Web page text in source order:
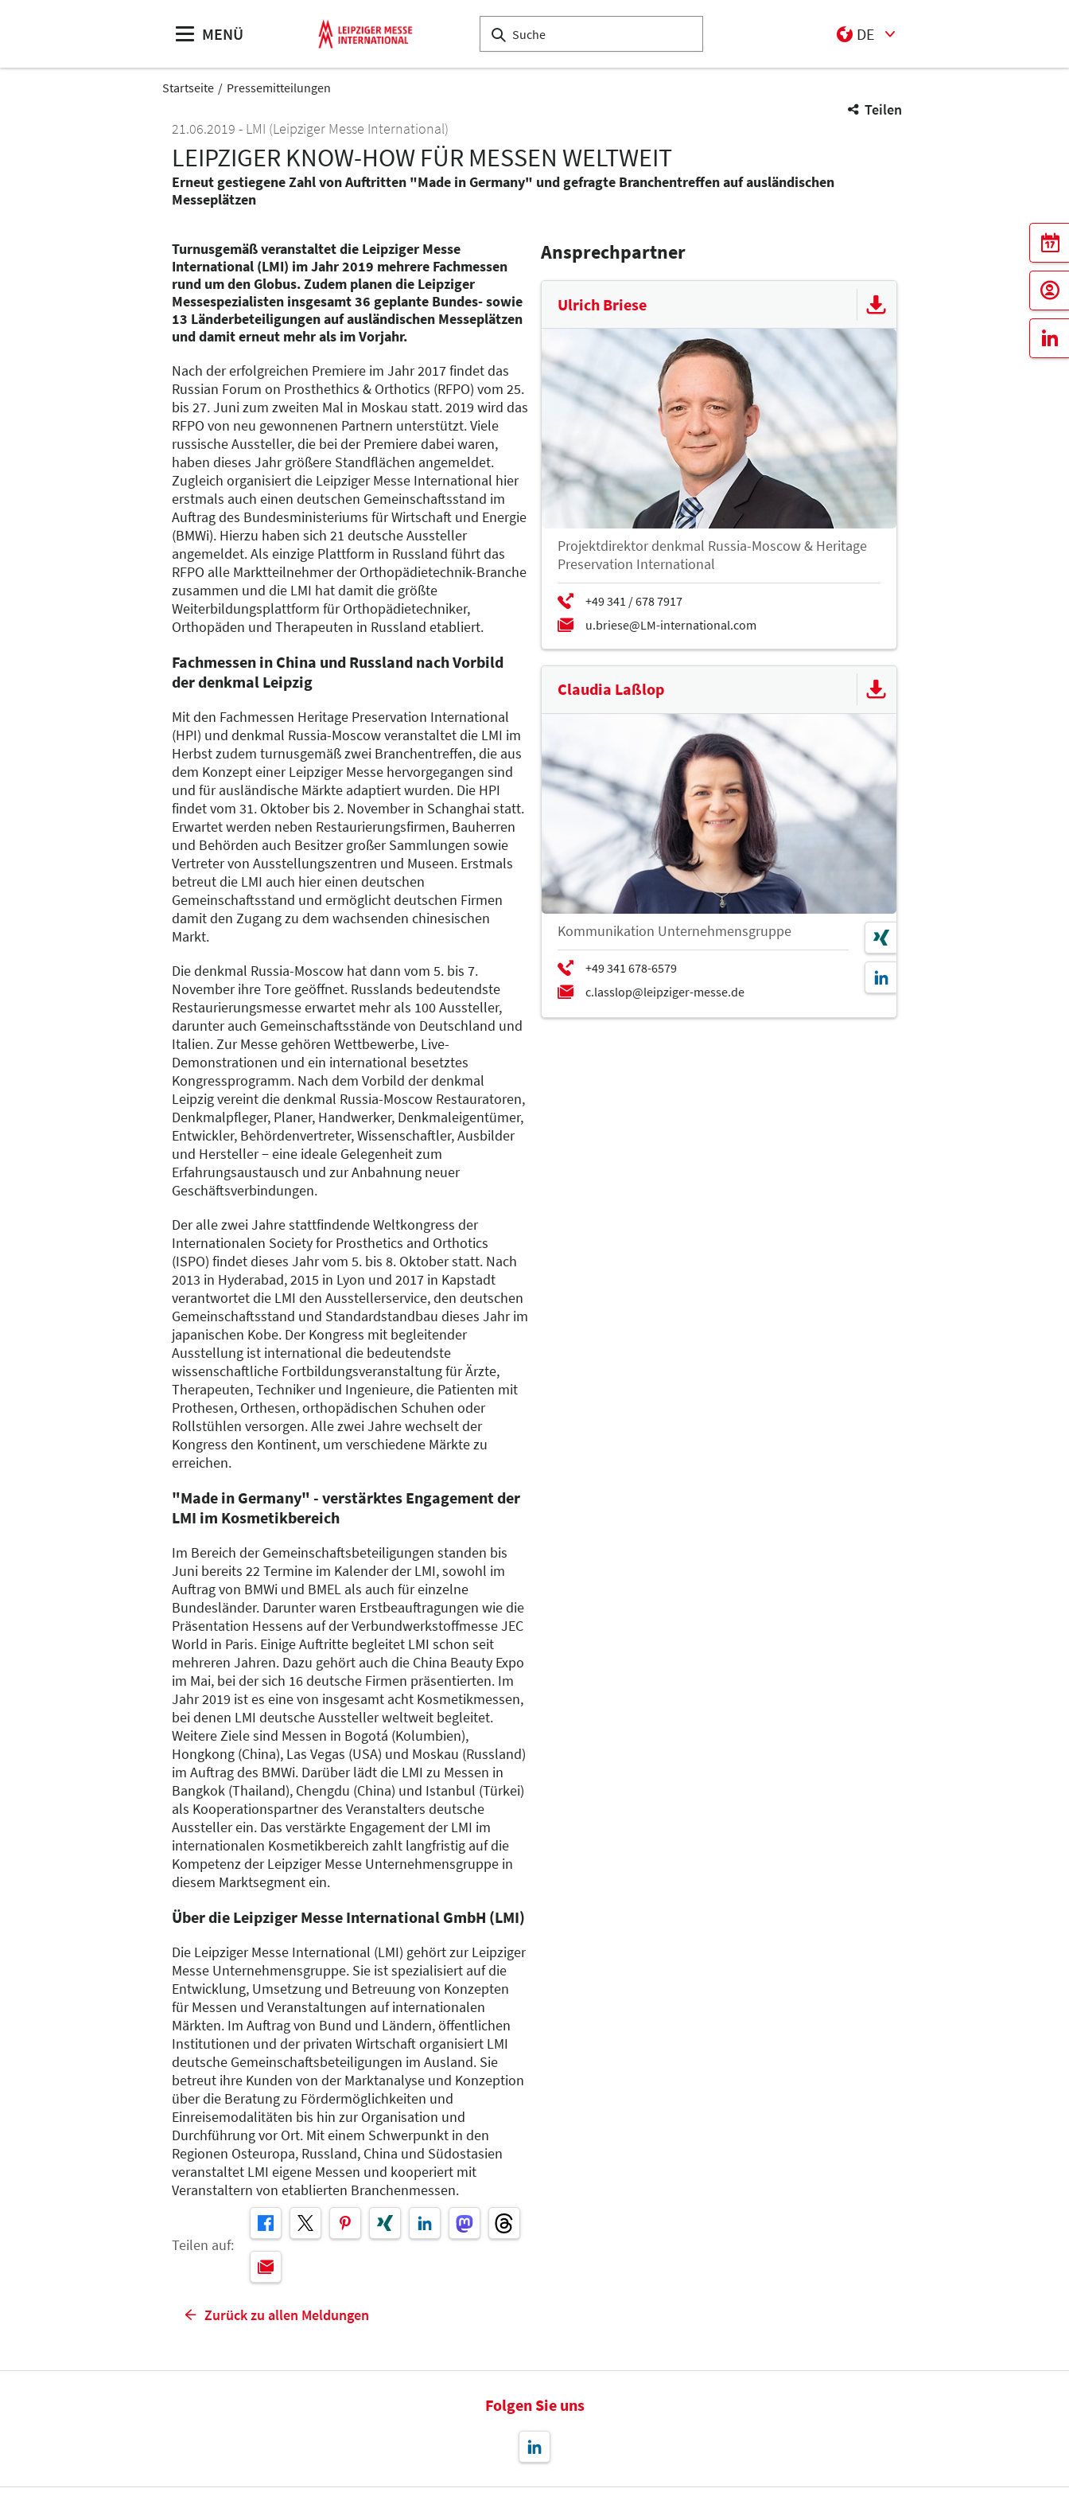
MENÜ
DE
Startseite Pressemitteilungen
Teilen
21.06.2019
LMI (Leipziger Messe International)
LEIPZIGER KNOW-HOW FÜR MESSEN WELTWEIT
Erneut gestiegene Zahl von Auftritten "Made in Germany" und gefragte Branchentreffen auf ausländischen
Messeplätzen
Turnusgemäß veranstaltet die Leipziger Messe
International (LMI) im Jahr 2019 mehrere Fachmessen
rund um den Globus. Zudem planen die Leipziger
Messespezialisten insgesamt 36 geplante Bundes- sowie
13 Länderbeteiligungen auf ausländischen Messeplätzen
und damit erneut mehr als im Vorjahr.
Nach der erfolgreichen Premiere im Jahr 2017 findet das
Russian Forum on Prosthethics & Orthotics (RFPO) vom 25.
bis 27. Juni zum zweiten Mal in Moskau statt. 2019 wird das
RFPO von neu gewonnenen Partnern unterstützt. Viele
russische Aussteller, die bei der Premiere dabei waren,
haben dieses Jahr größere Standflächen angemeldet.
Zugleich organisiert die Leipziger Messe International hier
erstmals auch einen deutschen Gemeinschaftsstand im
Auftrag des Bundesministeriums für Wirtschaft und Energie
(BMWi). Hierzu haben sich 21 deutsche Aussteller
angemeldet. Als einzige Plattform in Russland führt das
RFPO alle Marktteilnehmer der Orthopädietechnik-Branche
zusammen und die LMI hat damit die größte
Weiterbildungsplattform für Orthopädietechniker,
Orthopäden und Therapeuten in Russland etabliert.
Fachmessen in China und Russland nach Vorbild
der denkmal Leipzig
Mit den Fachmessen Heritage Preservation International
(HPI) und denkmal Russia-Moscow veranstaltet die LMI im
Herbst zudem turnusgemäß zwei Branchentreffen, die aus
dem Konzept einer Leipziger Messe hervorgegangen sind
und für ausländische Märkte adaptiert wurden. Die HPI
findet vom 31. Oktober bis 2. November in Schanghai statt.
Erwartet werden neben Restaurierungsfirmen, Bauherren
und Behörden auch Besitzer großer Sammlungen sowie
Vertreter von Ausstellungszentren und Museen. Erstmals
betreut die LMI auch hier einen deutschen
Gemeinschaftsstand und ermöglicht deutschen Firmen
damit den Zugang zu dem wachsenden chinesischen
Markt.
Die denkmal Russia-Moscow hat dann vom 5. bis 7.
November ihre Tore geöffnet. Russlands bedeutendste
Restaurierungsmesse erwartet mehr als 100 Aussteller,
darunter auch Gemeinschaftsstände von Deutschland und
Italien. Zur Messe gehören Wettbewerbe, Live-
Demonstrationen und ein international besetztes
Kongressprogramm. Nach dem Vorbild der denkmal
Leipzig vereint die denkmal Russia-Moscow Restauratoren,
Denkmalpfleger, Planer, Handwerker, Denkmaleigentümer,
Entwickler, Behördenvertreter, Wissenschaftler, Ausbilder
und Hersteller − eine ideale Gelegenheit zum
Erfahrungsaustausch und zur Anbahnung neuer
Geschäftsverbindungen.
Der alle zwei Jahre stattfindende Weltkongress der
Internationalen Society for Prosthetics and Orthotics
(ISPO) findet dieses Jahr vom 5. bis 8. Oktober statt. Nach
2013 in Hyderabad, 2015 in Lyon und 2017 in Kapstadt
verantwortet die LMI den Ausstellerservice, den deutschen
Gemeinschaftsstand und Standardstandbau dieses Jahr im
japanischen Kobe. Der Kongress mit begleitender
Ausstellung ist international die bedeutendste
wissenschaftliche Fortbildungsveranstaltung für Ärzte,
Therapeuten, Techniker und Ingenieure, die Patienten mit
Prothesen, Orthesen, orthopädischen Schuhen oder
Rollstühlen versorgen. Alle zwei Jahre wechselt der
Kongress den Kontinent, um verschiedene Märkte zu
erreichen.
"Made in Germany" - verstärktes Engagement der
LMI im Kosmetikbereich
Im Bereich der Gemeinschaftsbeteiligungen standen bis
Juni bereits 22 Termine im Kalender der LMI, sowohl im
Auftrag von BMWi und BMEL als auch für einzelne
Bundesländer. Darunter waren Erstbeauftragungen wie die
Präsentation Hessens auf der Verbundwerkstoffmesse JEC
World in Paris. Einige Auftritte begleitet LMI schon seit
mehreren Jahren. Dazu gehört auch die China Beauty Expo
im Mai, bei der sich 16 deutsche Firmen präsentierten. Im
Jahr 2019 ist es eine von insgesamt acht Kosmetikmessen,
bei denen LMI deutsche Aussteller weltweit begleitet.
Weitere Ziele sind Messen in Bogotá (Kolumbien),
Hongkong (China), Las Vegas (USA) und Moskau (Russland)
im Auftrag des BMWi. Darüber lädt die LMI zu Messen in
Bangkok (Thailand), Chengdu (China) und Istanbul (Türkei)
als Kooperationspartner des Veranstalters deutsche
Aussteller ein. Das verstärkte Engagement der LMI im
internationalen Kosmetikbereich zahlt langfristig auf die
Kompetenz der Leipziger Messe Unternehmensgruppe in
diesem Marktsegment ein.
Über die Leipziger Messe International GmbH (LMI)
Die Leipziger Messe International (LMI) gehört zur Leipziger
Messe Unternehmensgruppe. Sie ist spezialisiert auf die
Entwicklung, Umsetzung und Betreuung von Konzepten
für Messen und Veranstaltungen auf internationalen
Märkten. Im Auftrag von Bund und Ländern, öffentlichen
Institutionen und der privaten Wirtschaft organisiert LMI
deutsche Gemeinschaftsbeteiligungen im Ausland. Sie
betreut ihre Kunden von der Marktanalyse und Konzeption
über die Beratung zu Fördermöglichkeiten und
Einreisemodalitäten bis hin zur Organisation und
Durchführung vor Ort. Mit einem Schwerpunkt in den
Regionen Osteuropa, Russland, China und Südostasien
veranstaltet LMI eigene Messen und kooperiert mit
Veranstaltern von etablierten Branchenmessen.
Teilen auf:
Ansprechpartner
Ulrich Briese
Projektdirektor denkmal Russia-Moscow & Heritage
Preservation International
Claudia Laßlop
Kommunikation Unternehmensgruppe
Zurück zu allen Meldungen
Folgen Sie uns